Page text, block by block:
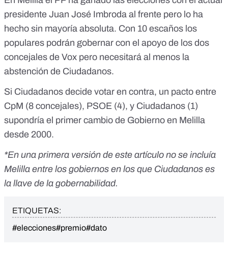
presidente Juan José Imbroda al frente pero lo ha
hecho sin mayoría absoluta. Con 10 escaños los
populares podrán gobernar con el apoyo de los dos
concejales de Vox pero necesitará al menos la
abstención de Ciudadanos.
Si Ciudadanos decide votar en contra, un pacto entre
CpM (8 concejales), PSOE (4), y Ciudadanos (1)
supondría el primer cambio de Gobierno en Melilla
desde 2000.
*En una primera versión de este artículo no se incluía
Melilla entre los gobiernos en los que Ciudadanos es
la llave de la gobernabilidad.
ETIQUETAS:
#elecciones#premio#dato